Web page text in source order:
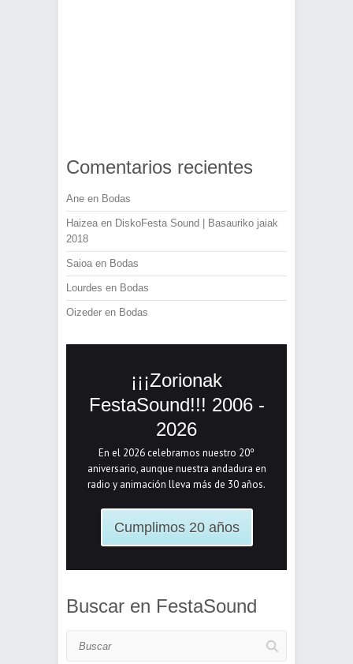
Comentarios recientes
Ane en Bodas
Haizea en DiskoFesta Sound | Basauriko jaiak
2018
Saioa en Bodas
Lourdes en Bodas
Oizeder en Bodas
¡¡¡Zorionak
FestaSound!!! 2006 -
2026
En el 2026 celebramos nuestro 20º
aniversario, aunque nuestra andadura en
radio y animación lleva más de 30 años.
Cumplimos 20 años
Buscar en FestaSound